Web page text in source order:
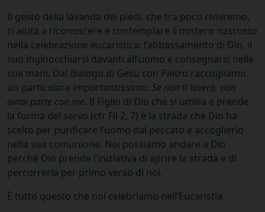
Il gesto della lavanda dei piedi, che tra poco rivivremo,
ci aiuta a riconoscere e contemplare il mistero nascosto
nella celebrazione eucaristica: l’abbassamento di Dio, il
suo inginocchiarsi davanti all’uomo e consegnarsi nelle
sue mani. Dal dialogo di Gesù con Pietro raccogliamo
un particolare importantissimo: Se non ti laverò, non
avrai parte con me. Il Figlio di Dio che si umilia e prende
la forma del servo (cfr Fil 2, 7) è la strada che Dio ha
scelto per purificare l’uomo dal peccato e accoglierlo
nella sua comunione. Noi possiamo andare a Dio
perché Dio prende l’iniziativa di aprire la strada e di
percorrerla per primo verso di noi.
È tutto questo che noi celebriamo nell’Eucaristia.